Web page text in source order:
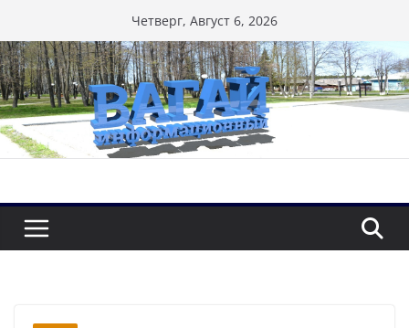
к
содержимому
Четверг, Август 6, 2026